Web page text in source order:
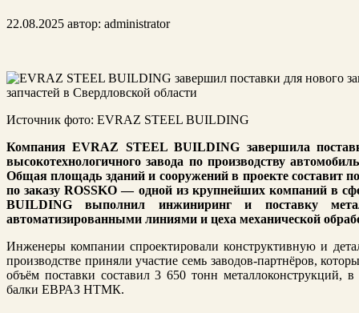
22.08.2025 автор: administrator
Источник фото: EVRAZ STEEL BUILDING
Компания EVRAZ STEEL BUILDING завершила
высокотехнологичного завода по производству
Общая площадь зданий и сооружений в проекте составит
по заказу ROSSKO — одной из крупнейших компаний в
BUILDING выполнил инжиниринг и поставку
автоматизированными линиями и цеха механической
Инженеры компанииcпроектировали конструктивную и
производстве приняли участие семь заводов-партнёров,
объём поставки составил 3 650 тонн металлоконструкций,
балки ЕВРАЗ НТМК.